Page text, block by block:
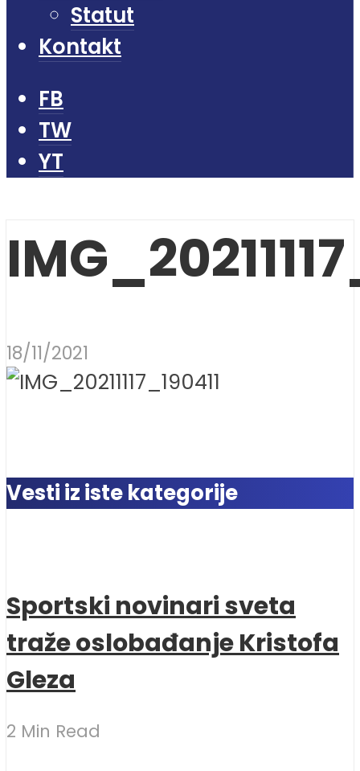
Statut
Kontakt
FB
TW
YT
18/11/2021
Vesti iz iste kategorije
Sportski novinari sveta
traže oslobađanje Kristofa
Gleza
2 Min Read